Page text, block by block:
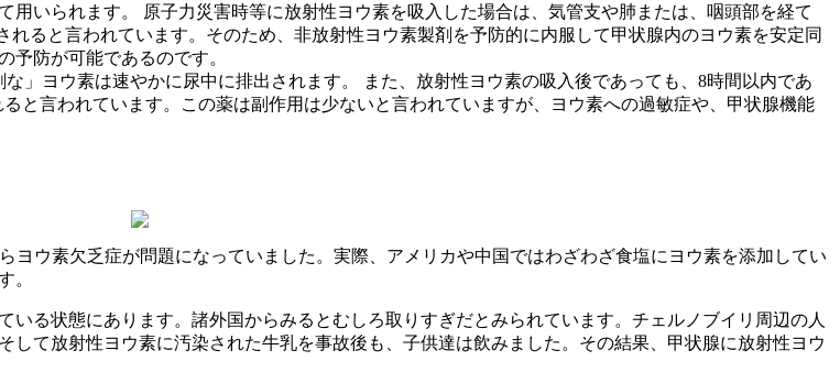
いられます。 原子力災害時等に放射性ヨウ素を吸入した場合は、気管支や肺または、咽頭部を経て
ると言われています。そのため、非放射性ヨウ素製剤を予防的に内服して甲状腺内のヨウ素を安定同
予防が可能であるのです。
」ヨウ素は速やかに尿中に排出されます。 また、放射性ヨウ素の吸入後であっても、8時間以内であ
と言われています。この薬は副作用は少ないと言われていますが、ヨウ素への過敏症や、甲状腺機能
ヨウ素欠乏症が問題になっていました。実際、アメリカや中国ではわざわざ食塩にヨウ素を添加してい
。
る状態にあります。諸外国からみるとむしろ取りすぎだとみられています。チェルノブイリ周辺の人
て放射性ヨウ素に汚染された牛乳を事故後も、子供達は飲みました。その結果、甲状腺に放射性ヨウ